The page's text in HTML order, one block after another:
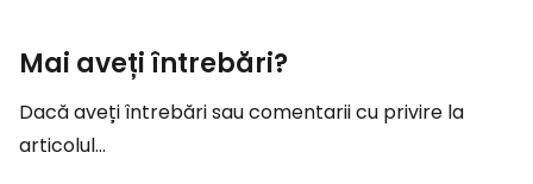
Mai aveți întrebări?
Dacă aveți întrebări sau comentarii cu privire la
articolul...